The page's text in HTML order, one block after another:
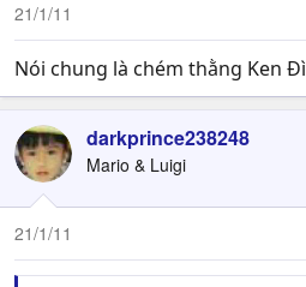
21/1/11
Nói chung là chém thằng Ken Đì
darkprince238248
Mario & Luigi
21/1/11